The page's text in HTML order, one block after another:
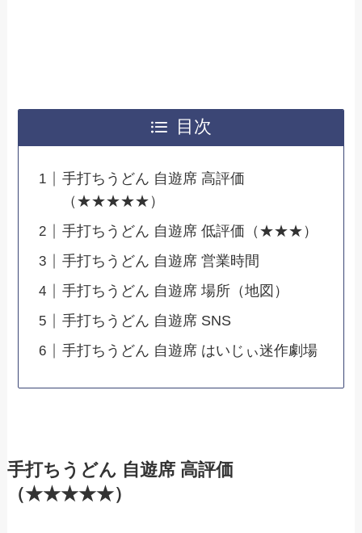
目次
手打ちうどん 自遊席 高評価
（★★★★★）
手打ちうどん 自遊席 低評価（★★★）
手打ちうどん 自遊席 営業時間
手打ちうどん 自遊席 場所（地図）
手打ちうどん 自遊席 SNS
手打ちうどん 自遊席 はいじぃ迷作劇場
手打ちうどん 自遊席 高評価
（★★★★★）